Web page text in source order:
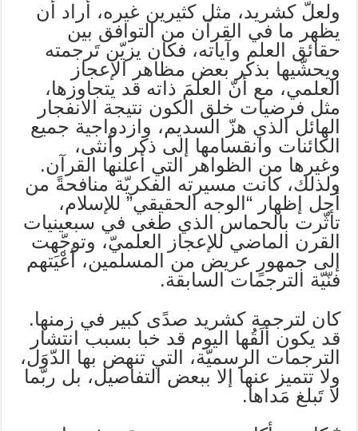
ولعلّ كشريد، مثل كثيرين غيره، أراد أن
يظهر ما في القرآن من التوافق بين
حقائق العلم وآياته، فكان يزيّن تَرجمته
ويحشّيها بذكر بعض مظاهر الإعجاز
العلمي، مع أنّ العلمَ ذاته قد يتجاوزها،
مثل فرضيات خلق الكون نتيجة الانفجار
الهائل الذي هزّ السديم، وازدواجية جميع
الكائنات وانقسامها إلى ذكر وأنثى،
وغيرها من الظواهر التي أعلنها القرآن.
ولذلك، كانت مسيرته الفكريّة منافحةً من
أجل إظهار “الوجه الحقيقي” للإسلام،
تأثّرت بالحماس الذي طغى في سبعينيات
القرن الماضي للإعجاز العلميّ، وتوجّهت
إلى جمهورٍ عريض من المسلمين، أعْيَتهم
فنّيّة الترجمات السابقة.
كان لترجمة كشريد صدًى كبير في زمنها.
قد يكون ألَقُها اليوم قد خبا بسبب انتشار
الترجمات الرسميّة، التي تنهض بها الدّوَل،
ولا تتميز عنها إلا ببعض التفاصيل، بل ربّما
لا تَبلغ مَداها.